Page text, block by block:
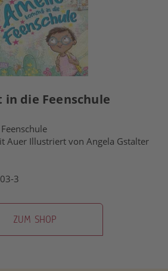
die Feenschule
Auer Illustriert von Angela Gstalter
3
ZUM SHOP